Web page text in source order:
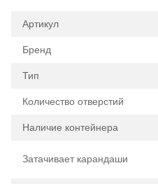
Артикул
Бренд
Тип
Количество отверстий
Наличие контейнера
Затачивает карандаши